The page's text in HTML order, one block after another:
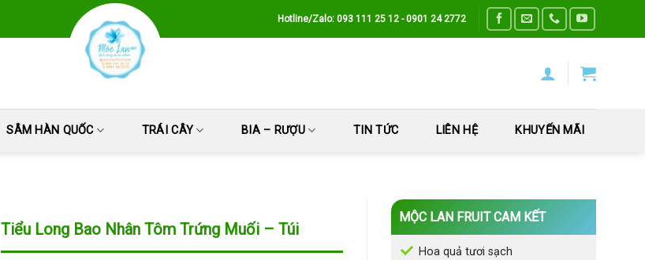
Hotline/Zalo: 093 111 25 12 - 0901 24 2772
SÂM HÀN QUỐC TRÁI CÂY BIA – RƯỢU TIN TỨC LIÊN HỆ KHUYẾN MÃI
MỘC LAN FRUIT CAM KẾT
Hoa quả tươi sạch
Tiểu Long Bao Nhân Tôm Trứng Muối – Túi